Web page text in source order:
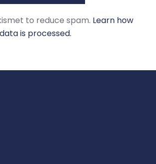
to reduce spam. Learn how
is processed.